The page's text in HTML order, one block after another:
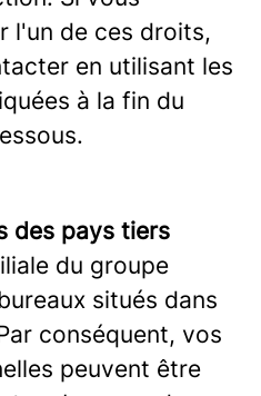
l'un de ces droits,
en utilisant les
à la fin du
des pays tiers
du groupe
situés dans
conséquent, vos
peuvent être